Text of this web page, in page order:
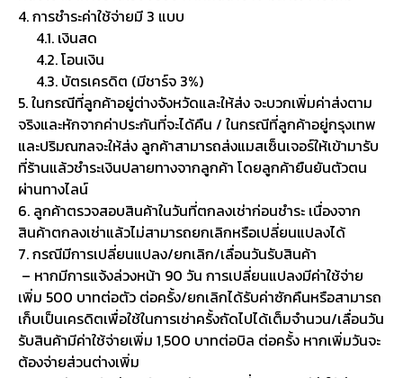
4. การชำระค่าใช้จ่ายมี 3 แบบ
4.1. เงินสด
4.2. โอนเงิน
4.3. บัตรเครดิต (มีชาร์จ 3%)
5. ในกรณีที่ลูกค้าอยู่ต่างจังหวัดและให้ส่ง จะบวกเพิ่มค่าส่งตาม
จริงและหักจากค่าประกันที่จะได้คืน / ในกรณีที่ลูกค้าอยู่กรุงเทพ
และปริมณฑลจะให้ส่ง ลูกค้าสามารถส่งแมสเซ็นเจอร์ให้เข้ามารับ
ที่ร้านแล้วชำระเงินปลายทางจากลูกค้า โดยลูกค้ายืนยันตัวตน
ผ่านทางไลน์
6. ลูกค้าตรวจสอบสินค้าในวันที่ตกลงเช่าก่อนชำระ เนื่องจาก
สินค้าตกลงเช่าแล้วไม่สามารถยกเลิกหรือเปลี่ยนแปลงได้
7. กรณีมีการเปลี่ยนแปลง/ยกเลิก/เลื่อนวันรับสินค้า
– หากมีการแจ้งล่วงหน้า 90 วัน การเปลี่ยนแปลงมีค่าใช้จ่าย
เพิ่ม 500 บาทต่อตัว ต่อครั้ง/ยกเลิกได้รับค่าซักคืนหรือสามารถ
เก็บเป็นเครดิตเพื่อใช้ในการเช่าครั้งถัดไปได้เต็มจำนวน/เลื่อนวัน
รับสินค้ามีค่าใช้จ่ายเพิ่ม 1,500 บาทต่อบิล ต่อครั้ง หากเพิ่มวันจะ
ต้องจ่ายส่วนต่างเพิ่ม